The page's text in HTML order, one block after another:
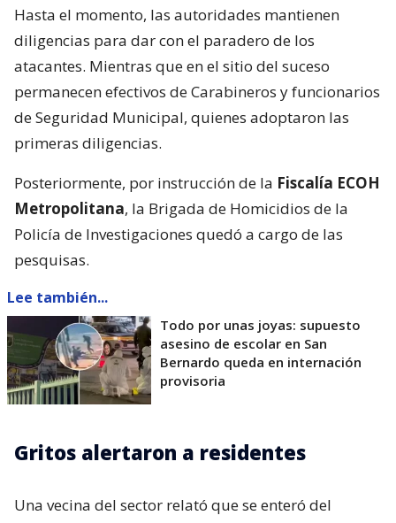
Hasta el momento, las autoridades mantienen
diligencias para dar con el paradero de los
atacantes. Mientras que en el sitio del suceso
permanecen efectivos de Carabineros y funcionarios
de Seguridad Municipal, quienes adoptaron las
primeras diligencias.
Posteriormente, por instrucción de la Fiscalía ECOH
Metropolitana, la Brigada de Homicidios de la
Policía de Investigaciones quedó a cargo de las
pesquisas.
Lee también...
Todo por unas joyas: supuesto
asesino de escolar en San
Bernardo queda en internación
provisoria
Gritos alertaron a residentes
Una vecina del sector relató que se enteró del